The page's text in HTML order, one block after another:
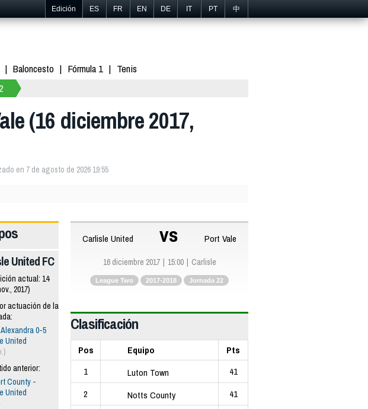
Edición ES FR EN DE IT PT 中
Baloncesto Fórmula 1
Tenis
(16 diciembre 2017,
en 7 de agosto de 2026 19:55
United FC
actual: 14
2017)
actuación de la
0-5
United
anterior:
County -
United
Carlisle United vs Port Vale
16 diciembre 2017 15:00 Carlisle
League Two 2017-2018 Jornada 22
Clasificación
Pos Equipo
Pts
1
Luton Town
41
2
Notts County
41